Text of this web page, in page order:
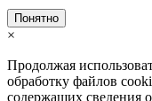
Понятно
×
Продолжая
обработку файлов
содержащих сведения